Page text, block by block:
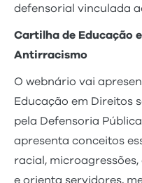
defensorial vinculada
Cartilha de Educação
Antirracismo
O webnário vai
Educação em Direitos
pela Defensoria
apresenta conceitos
racial,
e orienta servidores,